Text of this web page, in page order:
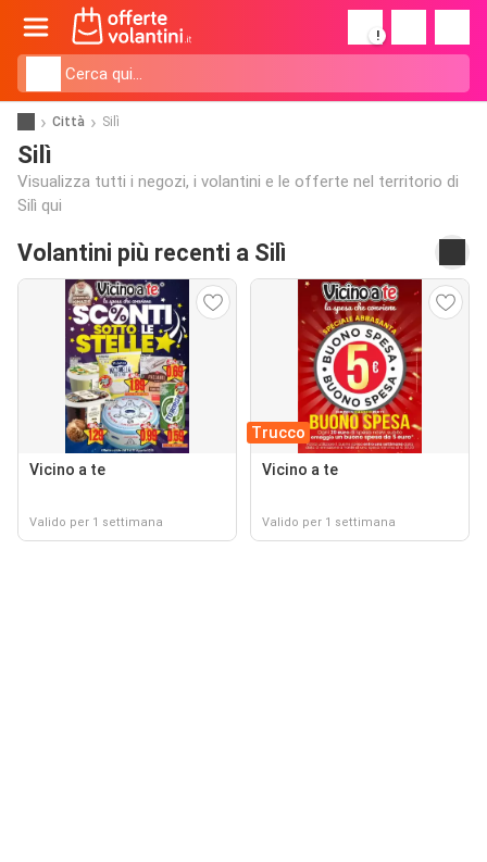
!
Città Silì
Silì
Visualizza tutti i negozi, i volantini e le offerte nel territorio di
Silì qui
Volantini più recenti a Silì
Vicino a te
Valido per 1 settimana
Trucco
Vicino a te
Valido per 1 settimana